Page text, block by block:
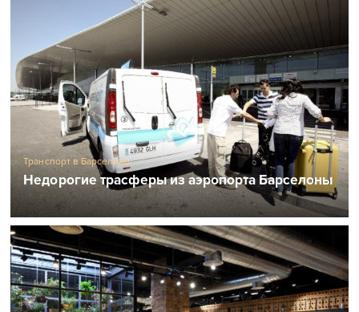
Транспорт в Барселоне
Недорогие трасферы из аэропорта Барселоны